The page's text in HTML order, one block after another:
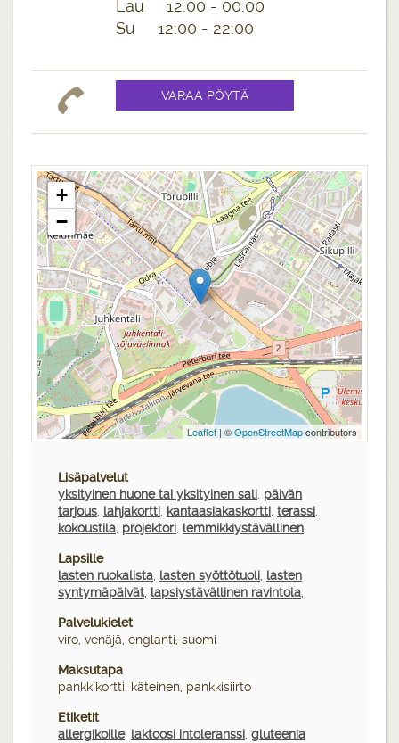
Lau 12:00 - 00:00
Su 12:00 - 22:00
+
−
Leaflet | ©OpenStreetMapcontributors
Lisäpalvelut
yksityinen huone tai yksityinen sali, päivän
tarjous, lahjakortti, kantaasiakaskortti, terassi,
kokoustila, projektori, lemmikkiystävällinen,
Lapsille
lasten ruokalista, lasten syöttötuoli, lasten
syntymäpäivät, lapsiystävällinen ravintola,
Palvelukielet
viro, venäjä, englanti, suomi
Maksutapa
pankkikortti, käteinen, pankkisiirto
Etiketit
allergikoille, laktoosi intoleranssi, gluteenia